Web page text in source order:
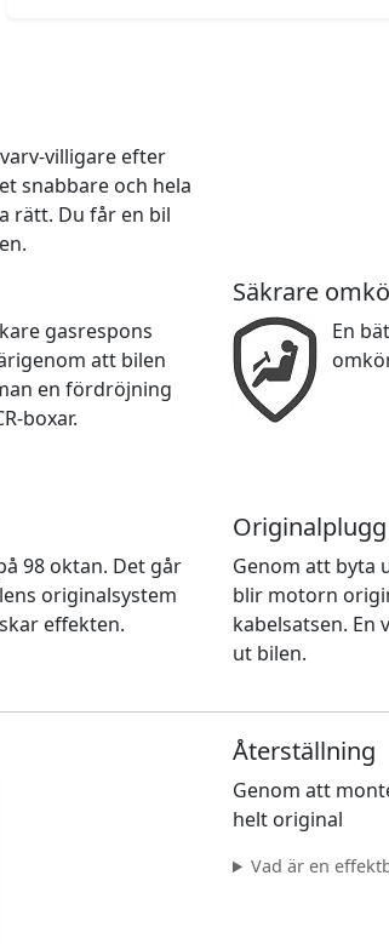
villigare efter
snabbare och hela
rätt. Du får en bil
gasrespons
att bilen
en fördröjning
boxar.
Säkrare
En
98 oktan. Det går
originalsystem
effekten.
Genom att byta
blir motorn
kabelsatsen.
ut bilen.
Återställning
Genom att
helt original
Vad är en